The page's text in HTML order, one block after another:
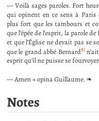
— Voilà sages paroles. Fort
qui opinent en ce sens à
plus fort que les tambours et
que l’épée de l’esprit, la parole
et que l’Église ne devait pas se
que le grand abbé Bernard5)
esprit qu’il ne puisse se
— Amen » opina Guillaume. ❧
Notes